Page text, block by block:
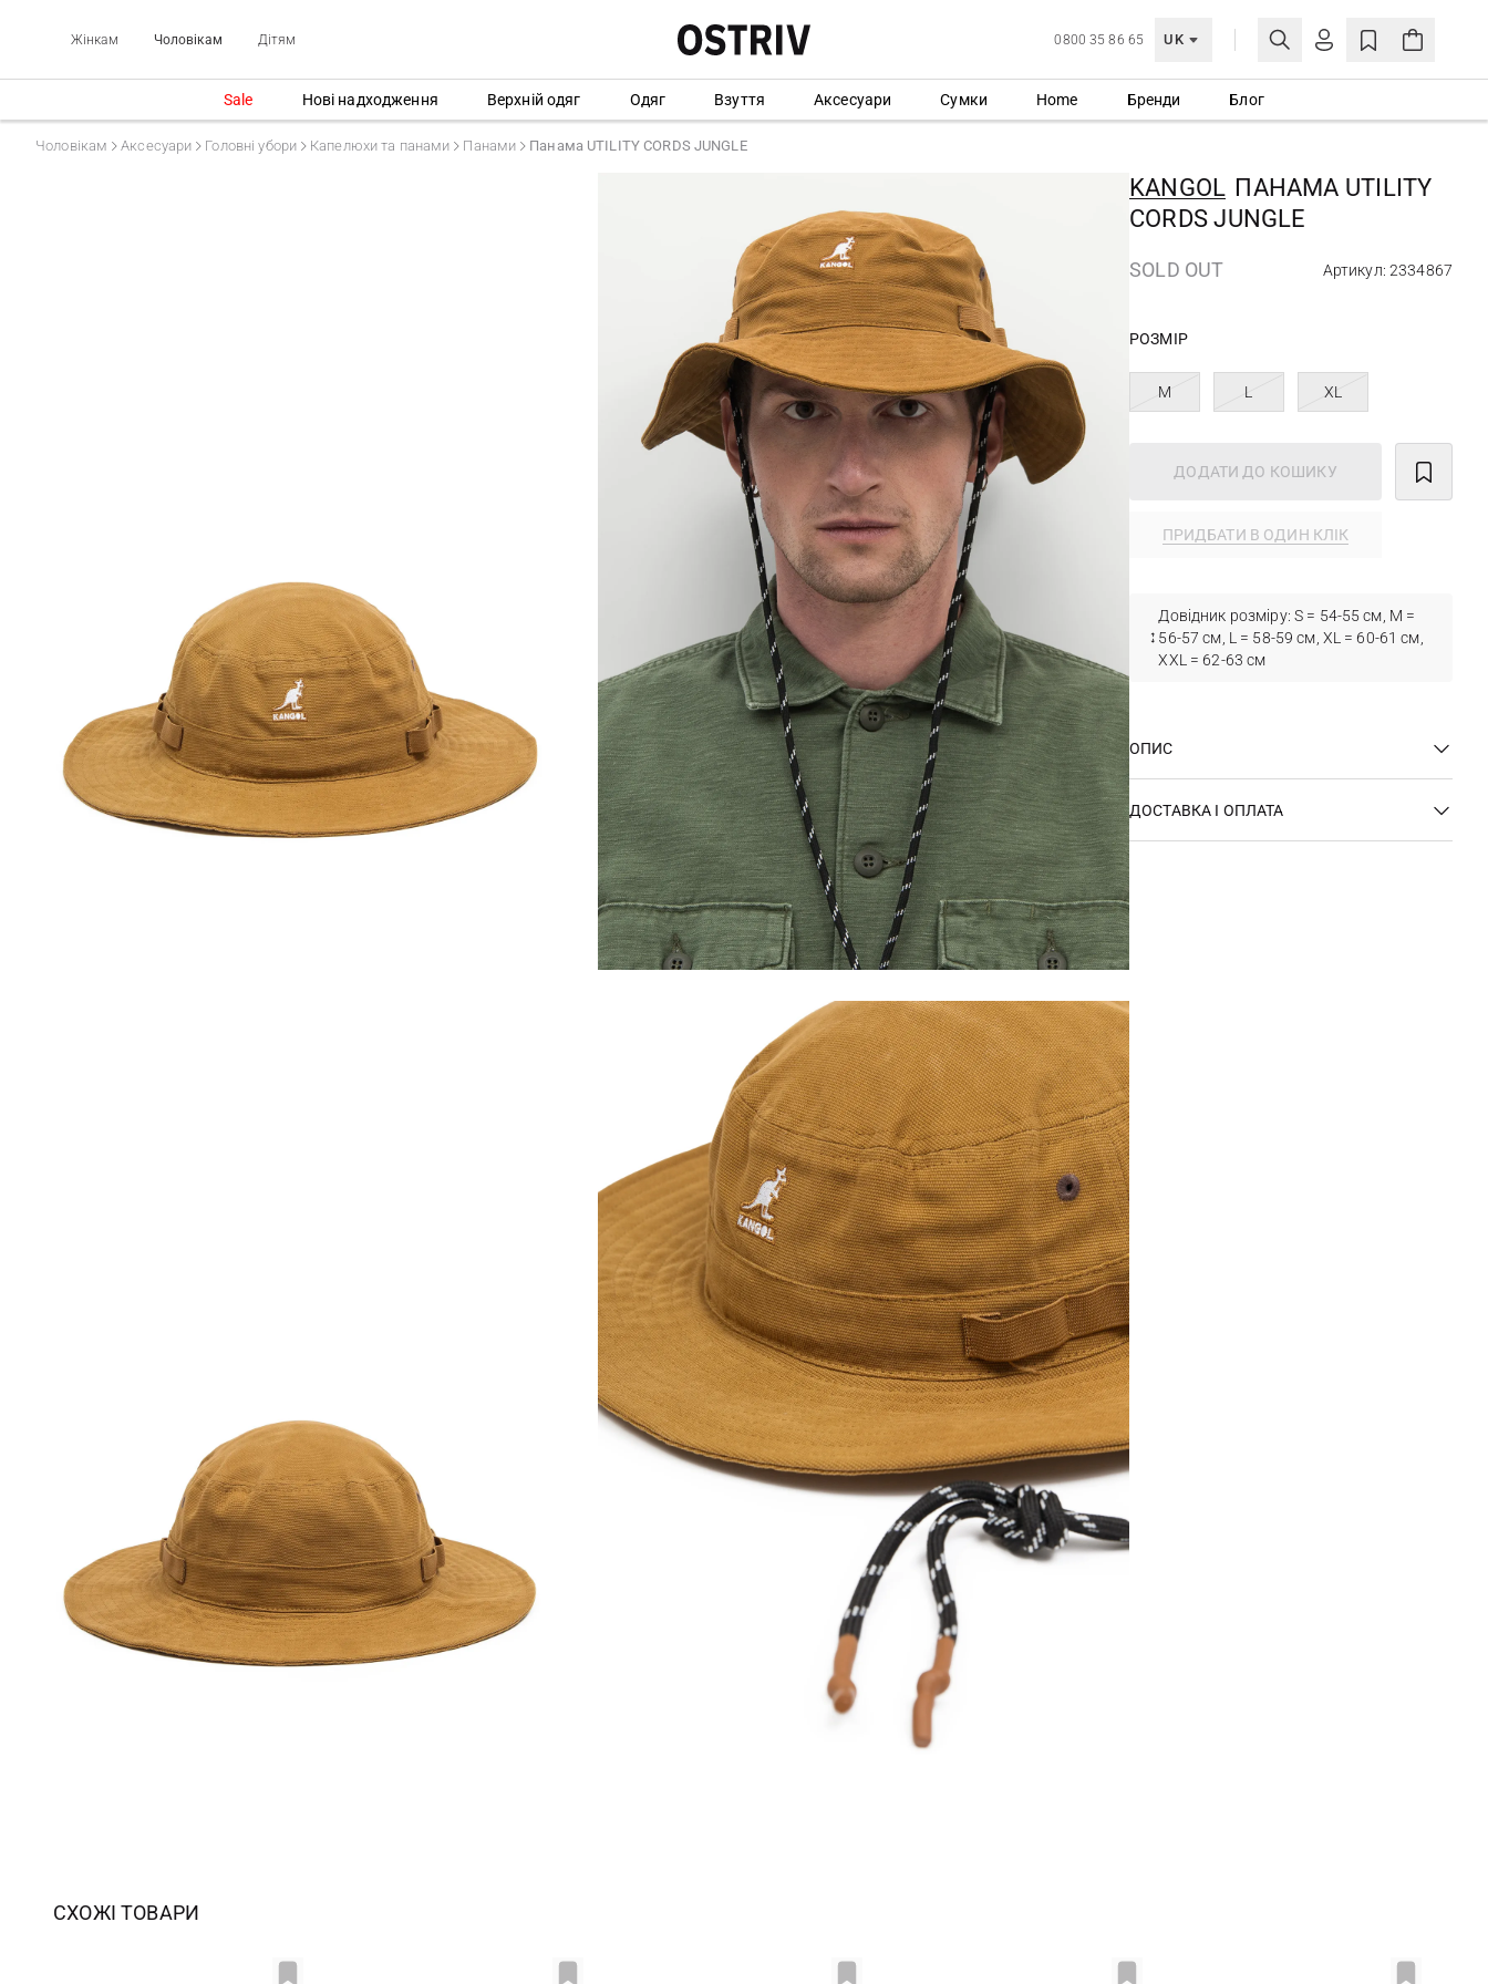
Жінкам Чоловікам Дітям 0800 35 86 65 UK
МОЯ ОБЛІКІВКА
Ще не зареєстровані?
СТВОРИТИ ОБЛІКІВКУ
Sale Нові надходження Верхній одяг Одяг Взуття Аксесуари Сумки Home Бренди Блог
Чоловікам Аксесуари Головні убори Капелюхи та панами Панами Панама UTILITY CORDS JUNGLE
KANGOL ПАНАМА UTILITY
CORDS JUNGLE
SOLD OUT Артикул: 2334867
РОЗМІР
M L XL
ДОДАТИ ДО КОШИКУ
ПРИДБАТИ В ОДИН КЛІК
Довідник розміру: S = 54-55 см, M =
56-57 см, L = 58-59 см, XL = 60-61 см,
XXL = 62-63 см
ОПИС
ДОСТАВКА І ОПЛАТА
СХОЖІ ТОВАРИ